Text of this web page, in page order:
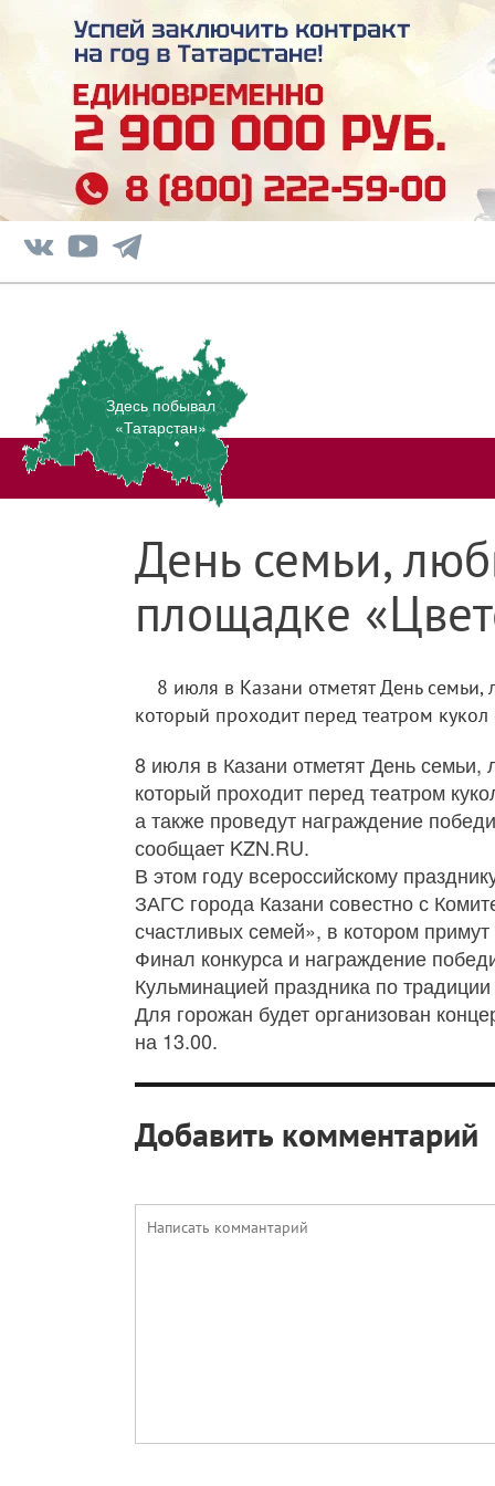
Здесь побывал
«Татарстан»
День семьи,
площадке
8 июля в Казани отметят День
который проходит перед театром
8 июля в Казани отметят День
который проходит перед театром
а также проведут награждение
сообщает KZN.RU.
В этом году всероссийскому
ЗАГС города Казани совестно с
счастливых семей», в котором
Финал конкурса и награждение
Кульминацией праздника по
Для горожан будет организован
на 13.00.
Добавить комментарий